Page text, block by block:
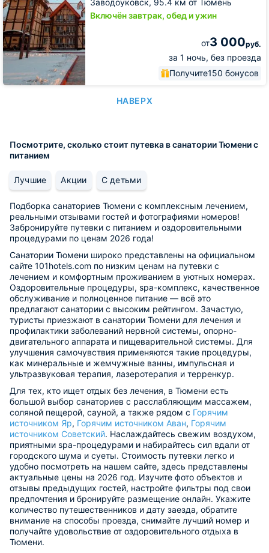
Заводоуковск, 95.4 км от Тюмень
Включён завтрак, обед и ужин
от3 000руб.
за 1 ночь, без проезда
Получите150 бонусов
НАВЕРХ
Посмотрите, сколько стоит путевка в санатории Тюмени с
питанием
Лучшие Акции С детьми
Подборка санаториев Тюмени с комплексным лечением,
реальными отзывами гостей и фотографиями номеров!
Забронируйте путевки с питанием и оздоровительными
процедурами по ценам 2026 года!
Санатории Тюмени широко представлены на официальном
сайте 101hotels.com по низким ценам на путевки с
лечением и комфортным проживанием в уютных номерах.
Оздоровительные процедуры, spa-комплекс, качественное
обслуживание и полноценное питание — всё это
предлагают санатории с высоким рейтингом. Зачастую,
туристы приезжают в санатории Тюмени для лечения и
профилактики заболеваний нервной системы, опорно-
двигательного аппарата и пищеварительной системы. Для
улучшения самочувствия применяются такие процедуры,
как минеральные и жемчужные ванны, импульсная и
ультразвуковая терапия, лазеротерапия и терренкур.
Для тех, кто ищет отдых без лечения, в Тюмени есть
большой выбор санаториев с расслабляющим массажем,
соляной пещерой, сауной, а также рядом с Горячим
источником Яр, Горячим источником Аван, Горячим
источником Советский. Наслаждайтесь свежим воздухом,
приятными spa-процедурами и набирайтесь сил вдали от
городского шума и суеты. Стоимость путевки легко и
удобно посмотреть на нашем сайте, здесь представлены
актуальные цены на 2026 год. Изучите фото объектов и
отзывы предыдущих гостей, настройте фильтры под свои
предпочтения и бронируйте размещение онлайн. Укажите
количество путешественников и дату заезда, обратите
внимание на способы проезда, снимайте лучший номер и
получайте удовольствие от оздоровительного отдыха в
Тюмени.